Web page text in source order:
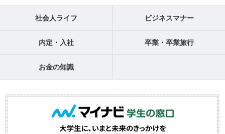
社会人ライフ ビジネスマナー
内定・入社 卒業・卒業旅行
お金の知識